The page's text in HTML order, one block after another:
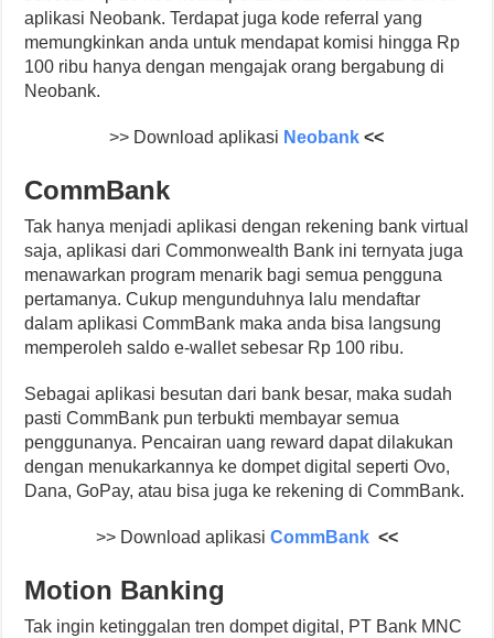
aplikasi Neobank. Terdapat juga kode referral yang
memungkinkan anda untuk mendapat komisi hingga Rp
100 ribu hanya dengan mengajak orang bergabung di
Neobank.
>> Download aplikasi Neobank<<
CommBank
Tak hanya menjadi aplikasi dengan rekening bank virtual
saja, aplikasi dari Commonwealth Bank ini ternyata juga
menawarkan program menarik bagi semua pengguna
pertamanya. Cukup mengunduhnya lalu mendaftar
dalam aplikasi CommBank maka anda bisa langsung
memperoleh saldo e-wallet sebesar Rp 100 ribu.
Sebagai aplikasi besutan dari bank besar, maka sudah
pasti CommBank pun terbukti membayar semua
penggunanya. Pencairan uang reward dapat dilakukan
dengan menukarkannya ke dompet digital seperti Ovo,
Dana, GoPay, atau bisa juga ke rekening di CommBank.
>> Download aplikasi CommBank <<
Motion Banking
Tak ingin ketinggalan tren dompet digital, PT Bank MNC